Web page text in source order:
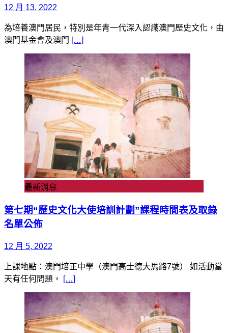
12 月 13, 2022
為培養澳門居民，特別是年青一代深入認識澳門歷史文化，由
澳門基金會及澳門 […]
最新消息
第七期“歷史文化大使培訓計劃”課程時間表及取錄
名單公佈
12 月 5, 2022
上課地點：澳門培正中學（澳門高士德大馬路7號） 如活動當
天有任何問題，
[…]